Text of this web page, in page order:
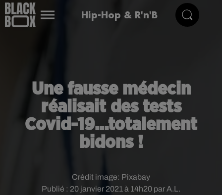
Hip-Hop & R'n'B
Une fausse médecin
réalisait des tests
Covid-19…totalement
bidons !
Publié : 20 janvier 2021 à 14h20 par A.L.
Crédit image: Pixabay